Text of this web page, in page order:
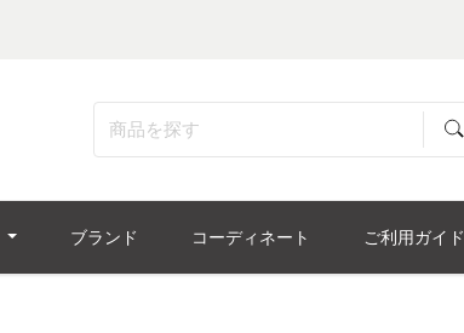
ブランド コーディネート ご利用ガイド